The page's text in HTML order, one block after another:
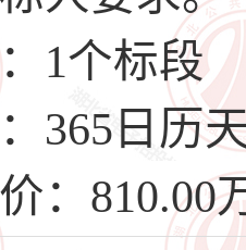
1个标段
365日历
：810.00